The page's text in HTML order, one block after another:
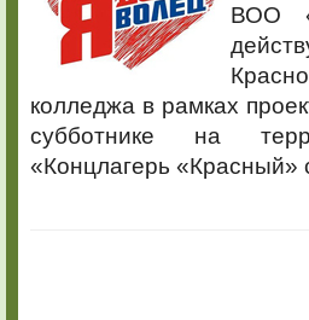
ВОО
колледжа в рамках
субботнике на
«Концлагерь